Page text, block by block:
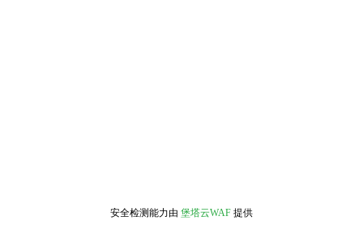
安全检测能力由 堡塔云WAF 提供